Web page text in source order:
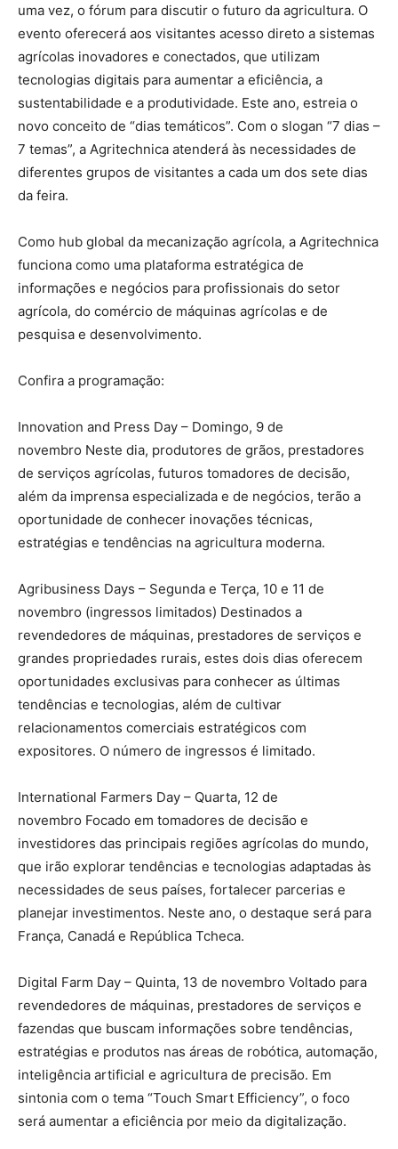
uma vez, o fórum para discutir o futuro da agricultura. O
evento oferecerá aos visitantes acesso direto a sistemas
agrícolas inovadores e conectados, que utilizam
tecnologias digitais para aumentar a eficiência, a
sustentabilidade e a produtividade. Este ano, estreia o
novo conceito de “dias temáticos”. Com o slogan “7 dias –
7 temas”, a Agritechnica atenderá às necessidades de
diferentes grupos de visitantes a cada um dos sete dias
da feira.
Como hub global da mecanização agrícola, a Agritechnica
funciona como uma plataforma estratégica de
informações e negócios para profissionais do setor
agrícola, do comércio de máquinas agrícolas e de
pesquisa e desenvolvimento.
Confira a programação:
Innovation and Press Day – Domingo, 9 de
novembro Neste dia, produtores de grãos, prestadores
de serviços agrícolas, futuros tomadores de decisão,
além da imprensa especializada e de negócios, terão a
oportunidade de conhecer inovações técnicas,
estratégias e tendências na agricultura moderna.
Agribusiness Days – Segunda e Terça, 10 e 11 de
novembro (ingressos limitados) Destinados a
revendedores de máquinas, prestadores de serviços e
grandes propriedades rurais, estes dois dias oferecem
oportunidades exclusivas para conhecer as últimas
tendências e tecnologias, além de cultivar
relacionamentos comerciais estratégicos com
expositores. O número de ingressos é limitado.
International Farmers Day – Quarta, 12 de
novembro Focado em tomadores de decisão e
investidores das principais regiões agrícolas do mundo,
que irão explorar tendências e tecnologias adaptadas às
necessidades de seus países, fortalecer parcerias e
planejar investimentos. Neste ano, o destaque será para
França, Canadá e República Tcheca.
Digital Farm Day – Quinta, 13 de novembro Voltado para
revendedores de máquinas, prestadores de serviços e
fazendas que buscam informações sobre tendências,
estratégias e produtos nas áreas de robótica, automação,
inteligência artificial e agricultura de precisão. Em
sintonia com o tema “Touch Smart Efficiency”, o foco
será aumentar a eficiência por meio da digitalização.